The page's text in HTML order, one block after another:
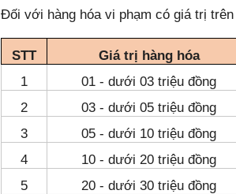
Đối với hàng hóa vi phạm có giá trị
STT Giá trị hàng hóa
1
01 - dưới 03 triệu đồng
2
03 - dưới 05 triệu đồng
3
05 - dưới 10 triệu đồng
4
10 - dưới 20 triệu đồng
5
20 - dưới 30 triệu đồng